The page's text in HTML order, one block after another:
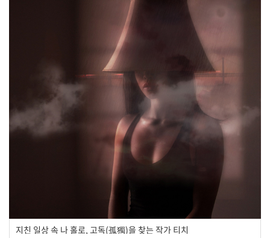
지친 일상 속 나 홀로, 고독(孤獨)을 찾는 작가 티치